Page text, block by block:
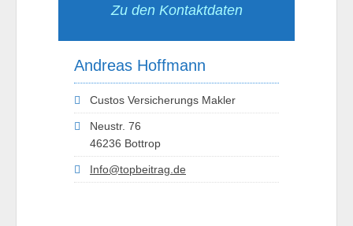
Zu den Kontaktdaten
Andreas Hoffmann
Custos Versicherungs Makler
Neustr. 76
46236 Bottrop
Info@topbeitrag.de